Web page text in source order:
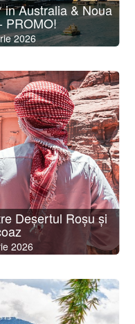
Australia & Noua
PROMO!
2026
Deșertul Roșu și
2026